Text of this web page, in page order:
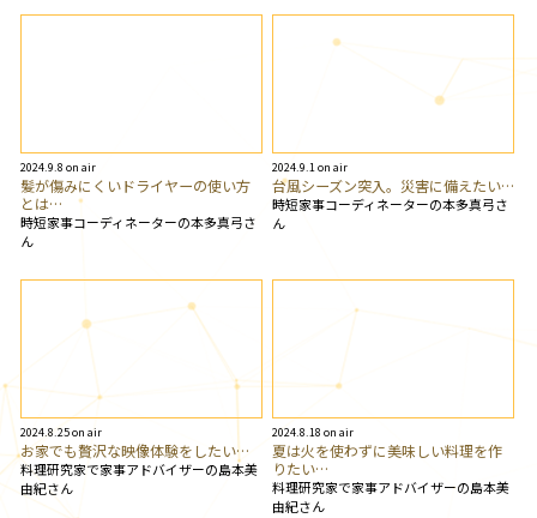
2024.9.8 on air
髪が傷みにくいドライヤーの使い方
とは…
時短家事コーディネーターの本多真弓さ
ん
2024.9.1 on air
台風シーズン突入。災害に備えたい…
時短家事コーディネーターの本多真弓さ
ん
2024.8.25 on air
お家でも贅沢な映像体験をしたい…
料理研究家で家事アドバイザーの島本美
由紀さん
2024.8.18 on air
夏は火を使わずに美味しい料理を作
りたい…
料理研究家で家事アドバイザーの島本美
由紀さん